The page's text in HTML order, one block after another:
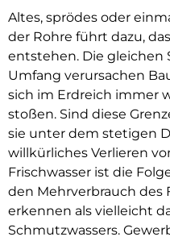
Altes, sprödes oder
der Rohre führt dazu,
entstehen. Die gleichen
Umfang verursachen
sich im Erdreich immer
stoßen. Sind diese
sie unter dem stetigen
willkürliches Verlieren
Frischwasser ist die
den Mehrverbrauch des
erkennen als vielleicht
Schmutzwassers.